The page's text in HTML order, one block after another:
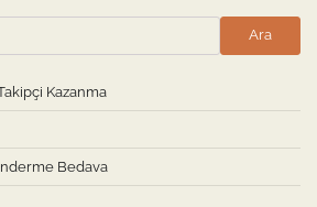
Ara
Kazanma
Bedava